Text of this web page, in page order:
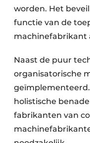
worden. Het
functie van de
machinefabrikant
Naast de puur
organisatorische
holistische
fabrikanten van